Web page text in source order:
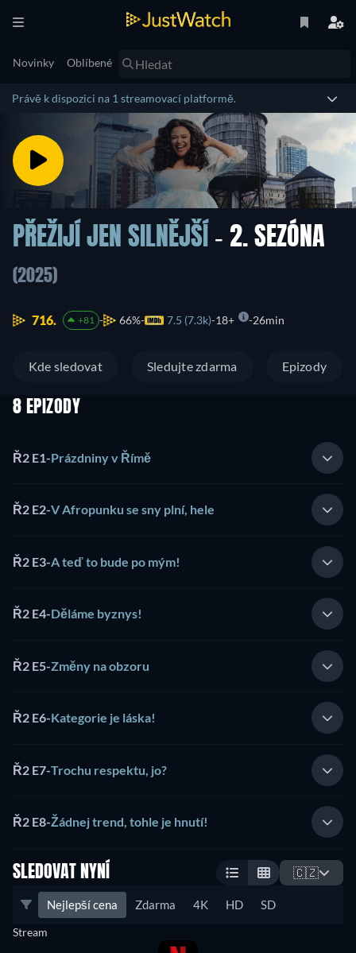
Novinky Oblíbené
Právě k dispozici na 1 streamovací platformě.
PŘEŽIJÍ JEN SILNĚJŠÍ - 2. SEZÓNA
(2025)
716. +81 66% 7.5 (7.3k) 18+ 26min
Kde sledovat Sledujte zdarma Epizody
8 EPIZODY
Ř2 E1-Prázdniny v Římě
Ř2 E2-V Afropunku se sny plní, hele
Ř2 E3-A teď to bude po mým!
Ř2 E4-Děláme byznys!
Ř2 E5-Změny na obzoru
Ř2 E6-Kategorie je láska!
Ř2 E7-Trochu respektu, jo?
Ř2 E8-Žádnej trend, tohle je hnutí!
SLEDOVAT NYNÍ 🇨🇿
Nejlepší cena Zdarma 4K HD SD
Stream